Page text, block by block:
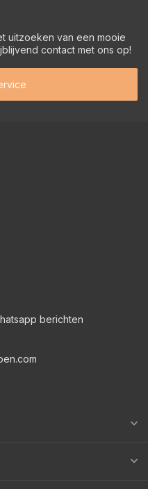
uitzoeken van een mooie
contact met ons op!
berichten